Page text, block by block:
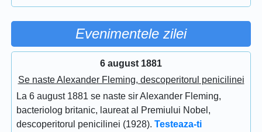
Evenimentele zilei
6 august 1881
Se naste Alexander Fleming, descoperitorul penicilinei
La 6 august 1881 se naste sir Alexander Fleming,
bacteriolog britanic, laureat al Premiului Nobel,
descoperitorul penicilinei (1928). Testeaza-ti